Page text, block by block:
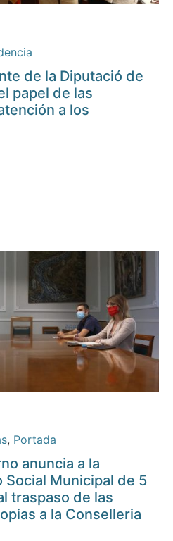
de la Diputació de
papel de las
a los
, Portada
anuncia a la
Social Municipal de 5
traspaso de las
a la Conselleria